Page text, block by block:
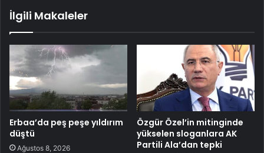
İlgili Makaleler
Erbaa’da peş peşe yıldırım
düştü
Ağustos 8, 2026
Özgür Özel’in mitinginde
yükselen sloganlara AK
Partili Ala’dan tepki